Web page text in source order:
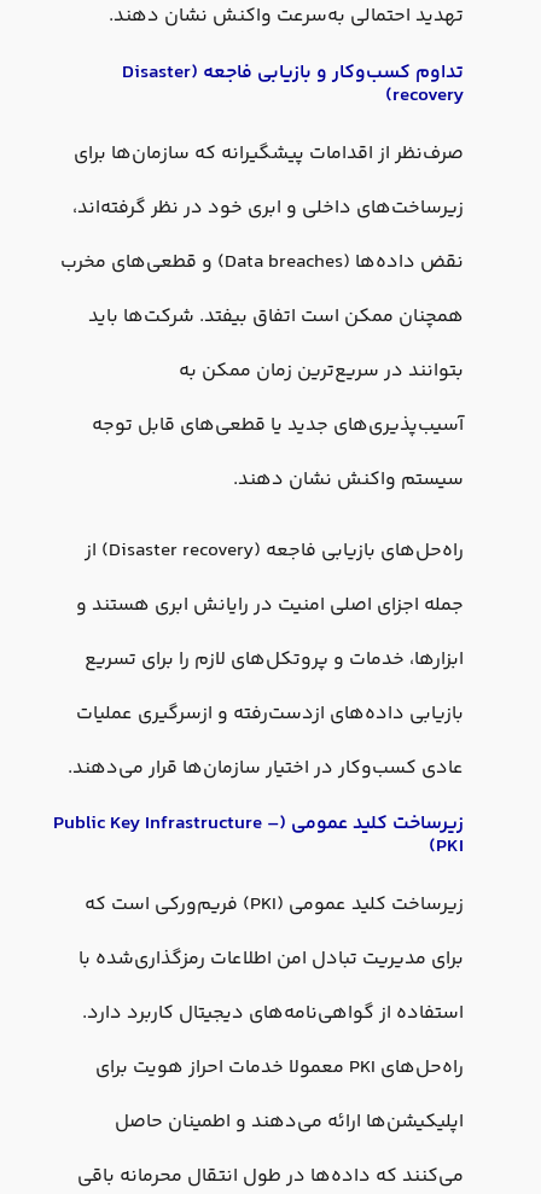
تهدید احتمالی به‌سرعت واکنش نشان دهند.
تداوم کسب‌وکار و بازیابی فاجعه (Disaster
recovery)
صرف‌نظر از اقدامات پیشگیرانه که سازمان‌ها برای
زیرساخت‌های داخلی و ابری خود در نظر گرفته‌اند،
نقض داده‌ها (Data breaches) و قطعی‌های مخرب
همچنان ممکن است اتفاق بیفتد. شرکت‌ها باید
بتوانند در سریع‌ترین زمان ممکن به
آسیب‌پذیری‌های جدید یا قطعی‌های قابل توجه
سیستم واکنش نشان دهند.
راه‌حل‌های بازیابی فاجعه (Disaster recovery) از
جمله اجزای اصلی امنیت در رایانش ابری هستند و
ابزارها، خدمات و پروتکل‌های لازم را برای تسریع
بازیابی داده‌های ازدست‌رفته و ازسرگیری عملیات
عادی کسب‌وکار در اختیار سازمان‌ها قرار می‌دهند.
زیرساخت کلید عمومی ( Public Key Infrastructure–
PKI)
زیرساخت کلید عمومی (PKI) فریم‌ورکی است که
برای مدیریت تبادل امن اطلاعات رمزگذاری‌شده با
استفاده از گواهی‌نامه‌های دیجیتال کاربرد دارد.
راه‌حل‌های PKI معمولا خدمات احراز هویت برای
اپلیکیشن‌ها ارائه می‌دهند و اطمینان حاصل
می‌کنند که داده‌ها در طول انتقال محرمانه باقی